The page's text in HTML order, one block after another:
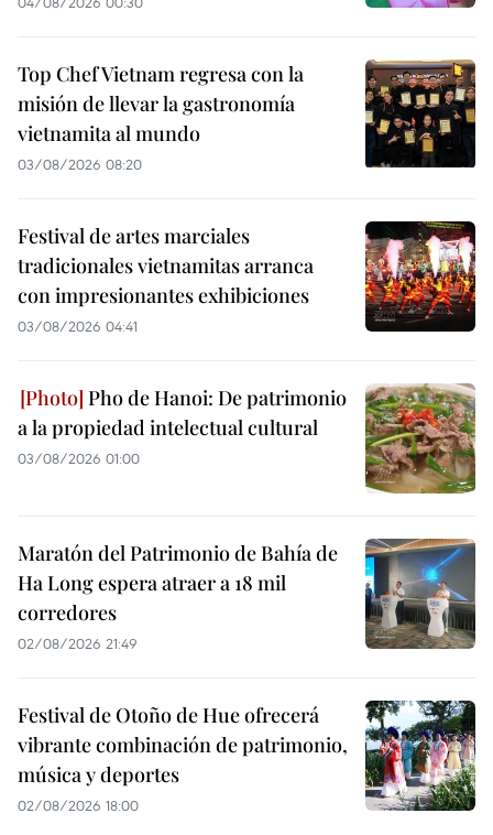
Top Chef Vietnam regresa con la
misión de llevar la gastronomía
vietnamita al mundo
03/08/2026 08:20
Festival de artes marciales
tradicionales vietnamitas arranca
con impresionantes exhibiciones
03/08/2026 04:41
Pho de Hanoi: De patrimonio
a la propiedad intelectual cultural
03/08/2026 01:00
Maratón del Patrimonio de Bahía de
Ha Long espera atraer a 18 mil
corredores
02/08/2026 21:49
Festival de Otoño de Hue ofrecerá
vibrante combinación de patrimonio,
música y deportes
02/08/2026 18:00